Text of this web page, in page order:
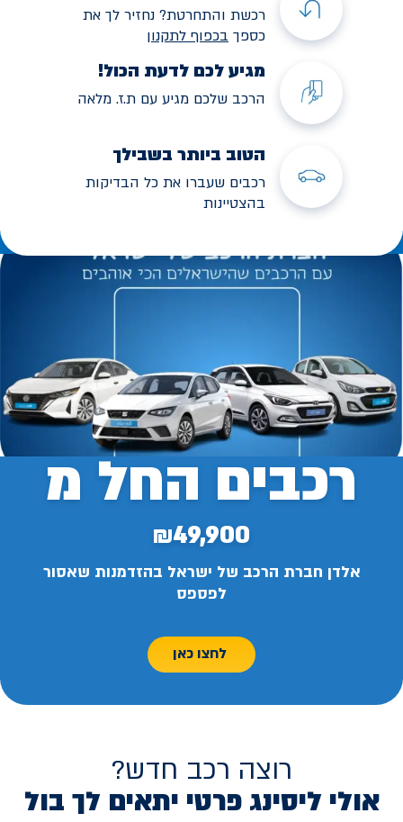
רכשת והתחרטת? נחזיר לך את
כספך בכפוף לתקנון
מגיע לכם לדעת הכול!
הרכב שלכם מגיע עם ת.ז. מלאה
הטוב ביותר בשבילך
רכבים שעברו את כל הבדיקות
בהצטיינות
רכבים החל מ
₪49,900
אלדן חברת הרכב של ישראל בהזדמנות שאסור
לפספס
לחצו כאן
רוצה רכב חדש?
אולי ליסינג פרטי יתאים לך בול